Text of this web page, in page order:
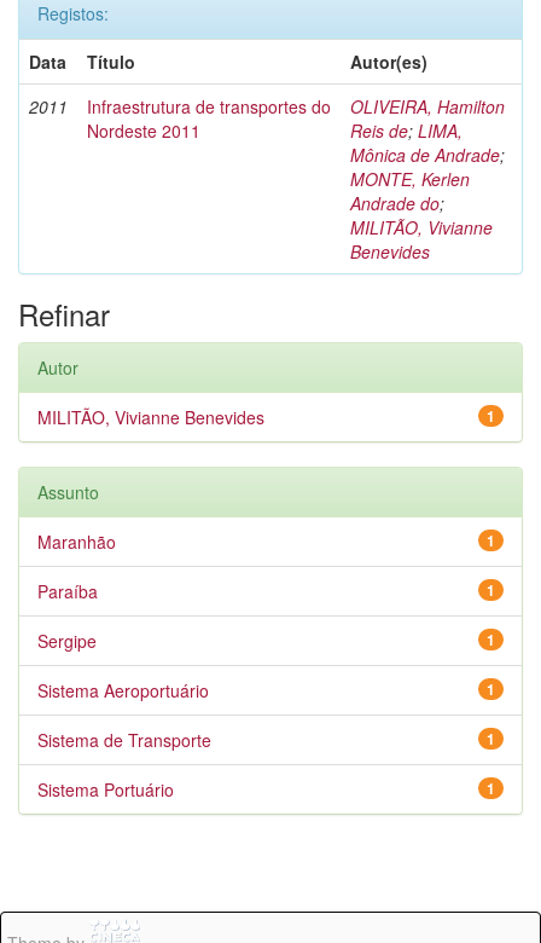
Registos:
Data
Título
Autor(es)
2011
Infraestrutura de transportes do
Nordeste 2011
OLIVEIRA, Hamilton
Reis de; LIMA,
Mônica de Andrade;
MONTE, Kerlen
Andrade do;
MILITÃO, Vivianne
Benevides
Refinar
Autor
1
MILITÃO, Vivianne Benevides
Assunto
1
Maranhão
1
Paraíba
1
Sergipe
1
Sistema Aeroportuário
1
Sistema de Transporte
1
Sistema Portuário